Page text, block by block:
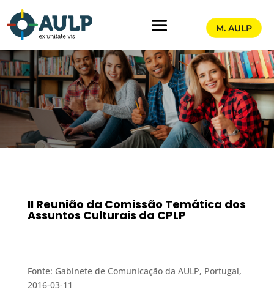
M. AULP
II Reunião da Comissão Temática dos
Assuntos Culturais da CPLP
Fonte: Gabinete de Comunicação da AULP, Portugal,
2016-03-11